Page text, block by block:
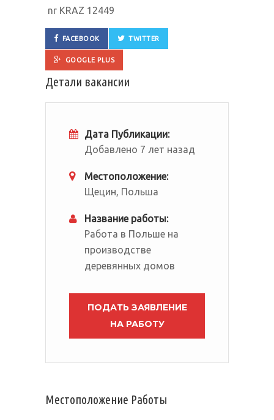
nr KRAZ 12449
FACEBOOK TWITTER
GOOGLE PLUS
Детали вакансии
Дата Публикации:
Добавлено 7 лет назад
Местоположение:
Щецин, Польша
Название работы:
Работа в Польше на
производстве
деревянных домов
ПОДАТЬ ЗАЯВЛЕНИЕ
НА РАБОТУ
Местоположение Работы